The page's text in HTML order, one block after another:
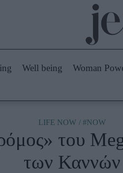
Tips
News
Well being Woman
LIFE NOW #NOW
του
των Καννών